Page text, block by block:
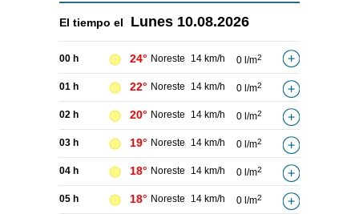
El tiempo el Lunes 10.08.2026
00 h 24° Noreste 14 km/h 0 l/m2
01 h 22° Noreste 14 km/h 0 l/m2
02 h 20° Noreste 14 km/h 0 l/m2
03 h 19° Noreste 14 km/h 0 l/m2
04 h 18° Noreste 14 km/h 0 l/m2
05 h 18° Noreste 14 km/h 0 l/m2